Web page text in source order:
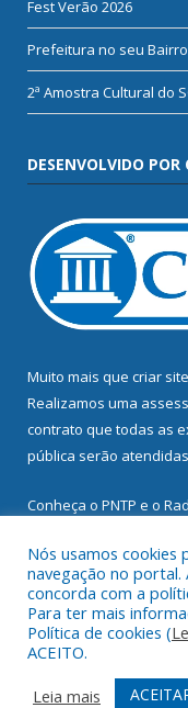
Fest Verão 2026
Prefeitura no seu
2ª Amostra Cultural do
DESENVOLVIDO POR
Muito mais que criar site
Realizamos uma
contrato que todas as
pública serão
Conheça o PNTP e o
Todos os direitos
Mapa do Site
Nós usamos cookies
navegação no
concorda com a
Para ter mais
Política de cookies (
ACEITO.
Leia mais